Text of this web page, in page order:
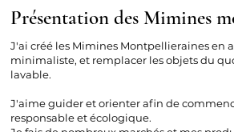
Présentation des Mimines
J'ai créé les Mimines Montpellieraines en
minimaliste, et remplacer les objets du
lavable.
J'aime guider et orienter afin de
responsable et écologique.